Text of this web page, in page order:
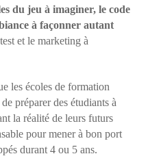
du jeu à imaginer, le code
à façonner autant
et le marketing à
les écoles de formation
préparer des étudiants à
la réalité de leurs futurs
pour mener à bon port
durant 4 ou 5 ans.